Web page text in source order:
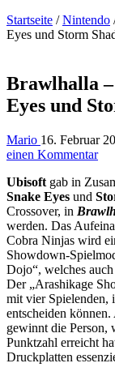
Startseite / Nintendo
Eyes und Storm
Brawlhalla
Eyes und
Mario 16. Februar
einen Kommentar
Ubisoft gab in
Snake Eyes und
Crossover, in
werden. Das
Cobra Ninjas wird
Showdown-
Dojo“, welches
Der „Arashikage
mit vier Spielenden,
entscheiden
gewinnt die Person,
Punktzahl erreicht
Druckplatten